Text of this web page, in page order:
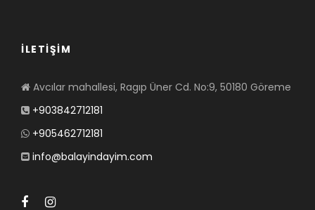
İLETİŞİM
Avcılar mahallesi, Ragıp Üner Cd. No:9, 50180 Göreme
+903842712181
+905462712181
info@balayindayim.com